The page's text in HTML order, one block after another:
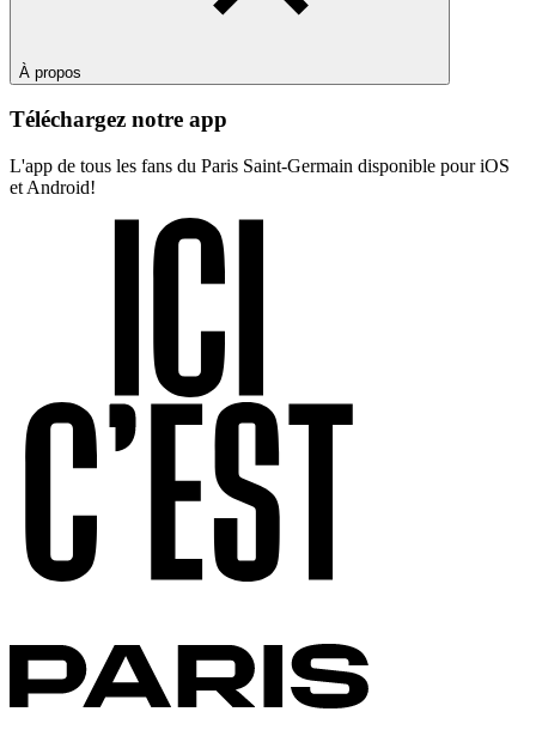
À propos
Téléchargez notre app
L'app de tous les fans du Paris Saint-Germain disponible pour iOS
et Android!